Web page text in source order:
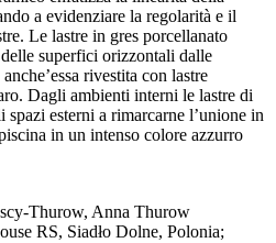
a evidenziare la regolarità e il
Le lastre in gres porcellanato
superfici orizzontali dalle
rivestita con lastre
Dagli ambienti interni le lastre di
spazi esterni a rimarcarne l’unione in
in un intenso colore azzurro
Thurow, Anna Thurow
RS, Siadło Dolne, Polonia;